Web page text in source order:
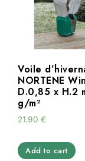
Voile
NORTENE
D.0,85 x H.2
g/m²
21.90 €
Add to cart